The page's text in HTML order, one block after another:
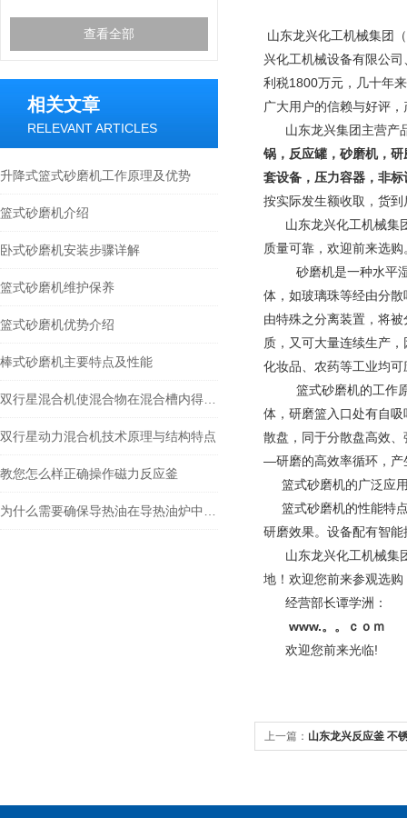
查看全部
相关文章
RELEVANT ARTICLES
升降式篮式砂磨机工作原理及优势
篮式砂磨机介绍
卧式砂磨机安装步骤详解
篮式砂磨机维护保养
篮式砂磨机优势介绍
棒式砂磨机主要特点及性能
双行星动力混合机技术原理与结构特点
教您怎么样正确操作磁力反应釜
山东龙兴化工机械集团
兴化工机械设备有限公
利税1800万元，几十年
广大用户的信赖与好评
山东龙兴集团主营产
锅，反应罐，砂磨机，
套设备，压力容器，非标
按实际发生额收取，货
山东龙兴化工机械集团
质量可靠，欢迎前来选购
砂磨机是一种水平
体，如玻璃珠等经由分
由特殊之分离装置，将
质，又可大量连续生产
化妆品、农药等工业均可
篮式砂磨机的工作原
体，研磨篮入口处有自
散盘，同于分散盘高效
—研磨的高效率循环，产
篮式砂磨机的广泛应用
篮式砂磨机的性能特点
研磨效果。设备配有智
山东龙兴化工机械集团
地！欢迎您前来参观选
经营部长谭学洲：
www.。。ｃｏｍ
欢迎您前来光临!
上一篇： 山东龙兴反应釜 不